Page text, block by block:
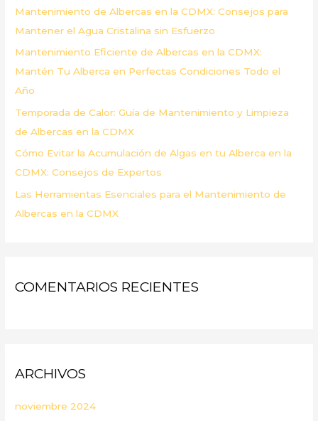
o
r
:
Mantenimiento de Albercas en la CDMX: Consejos para
Mantener el Agua Cristalina sin Esfuerzo
Mantenimiento Eficiente de Albercas en la CDMX:
Mantén Tu Alberca en Perfectas Condiciones Todo el
Año
Temporada de Calor: Guía de Mantenimiento y Limpieza
de Albercas en la CDMX
Cómo Evitar la Acumulación de Algas en tu Alberca en la
CDMX: Consejos de Expertos
Las Herramientas Esenciales para el Mantenimiento de
Albercas en la CDMX
COMENTARIOS RECIENTES
ARCHIVOS
noviembre 2024